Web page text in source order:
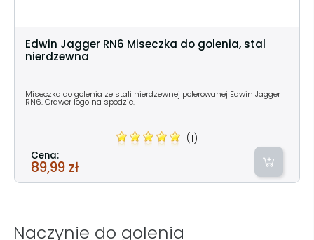
Edwin Jagger RN6 Miseczka do golenia, stal
nierdzewna
Miseczka do golenia ze stali nierdzewnej polerowanej Edwin Jagger
RN6. Grawer logo na spodzie.
(1)
Cena:
89,99 zł
Naczynie do golenia